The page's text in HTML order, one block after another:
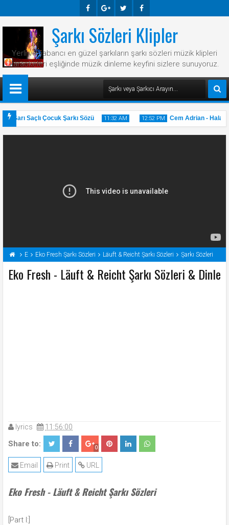
Ook E-
Plus
R Ook
Şarkı Sözleri Klipler
Yerli ve yabancı en güzel şarkıların şarkı sözleri müzik klipleri
karaokeleri eşliğinde müzik dinleme keyfini sizlere sunuyoruz.
Sarı Saçlı Çocuk Şarkı Sözü 11:32 AM
31 May
2025
12:52 PM
20 May
2025
Cem Adrian - Hala
E Eko Fresh Şarkı Sözleri Läuft & Reicht Şarkı Sözleri Şarkı Sözleri
Eko Fresh - Läuft & Reicht Şarkı Sözleri & Dinle
lyrics 11:56:00
Share to: 0
URL
Print
Email
Eko Fresh - Läuft & Reicht Şarkı Sözleri
[Part I:]